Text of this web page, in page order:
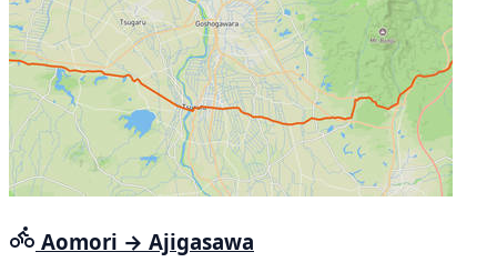
Aomori → Ajigasawa